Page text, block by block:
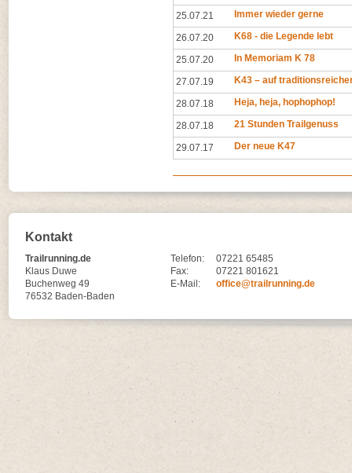
25.07.21 Immer wieder gerne
26.07.20 K68 - die Legende lebt
25.07.20 In Memoriam K 78
27.07.19 K43 – auf
28.07.18 Heja, heja, hophophop!
28.07.18 21 Stunden Trailgenuss
29.07.17 Der neue K47
Kontakt
Trailrunning.de
Klaus Duwe
Buchenweg 49
76532 Baden-Baden
Telefon:
07221 65485
Fax:
07221 801621
E-Mail:
office@trailrunning.de